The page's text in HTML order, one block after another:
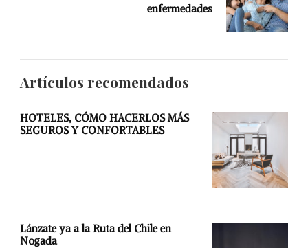
enfermedades
Artículos recomendados
HOTELES, CÓMO HACERLOS MÁS
SEGUROS Y CONFORTABLES
Lánzate ya a la Ruta del Chile en
Nogada